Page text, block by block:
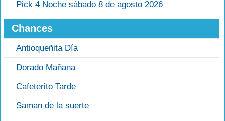
Pick 4 Noche sábado 8 de agosto 2026
Chances
Antioqueñita Día
Dorado Mañana
Cafeterito Tarde
Saman de la suerte